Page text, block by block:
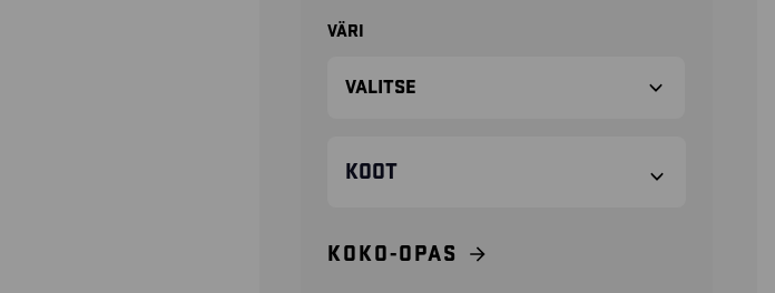
VÄRI
KOOT
KOKO-OPAS